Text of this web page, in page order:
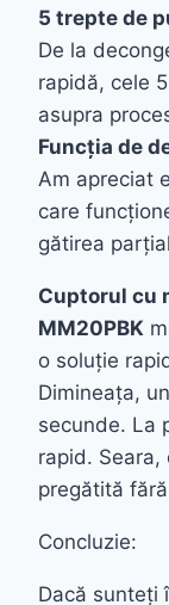
5 trepte de
De la
rapidă, cele
asupra
Funcția de
Am apreciat
care
gătirea
Cuptorul cu
MM20PBK
o soluție
Dimineața,
secunde. La
rapid. Seara,
pregătită
Concluzie:
Dacă sunteți